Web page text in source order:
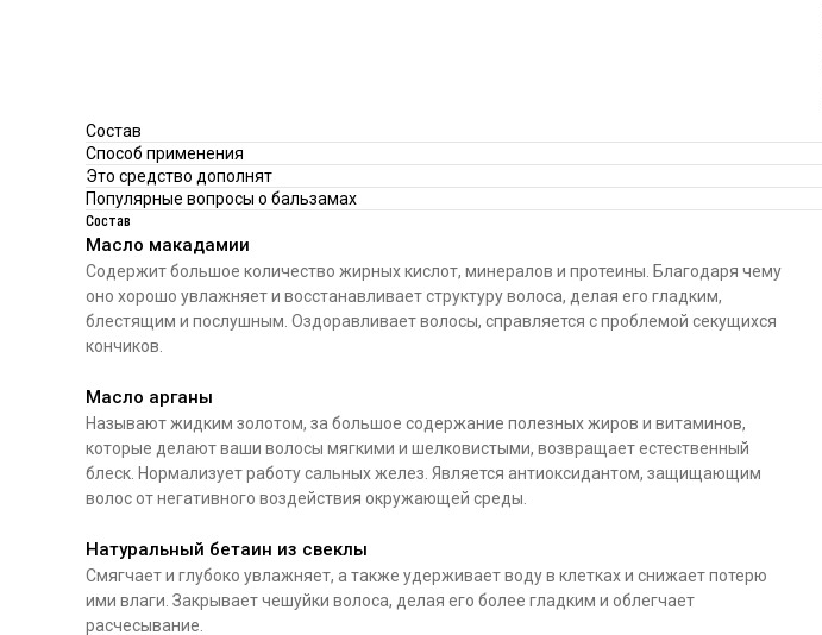
Состав
Способ применения
Это средство дополнят
Популярные вопросы о бальзамах
Состав
Масло макадамии
Содержит большое количество жирных кислот, минералов и протеины. Благодаря чему
оно хорошо увлажняет и восстанавливает структуру волоса, делая его гладким,
блестящим и послушным. Оздоравливает волосы, справляется с проблемой секущихся
кончиков.
Масло арганы
Называют жидким золотом, за большое содержание полезных жиров и витаминов,
которые делают ваши волосы мягкими и шелковистыми, возвращает естественный
блеск. Нормализует работу сальных желез. Является антиоксидантом, защищающим
волос от негативного воздействия окружающей среды.
Натуральный бетаин из свеклы
Смягчает и глубоко увлажняет, а также удерживает воду в клетках и снижает потерю
ими влаги. Закрывает чешуйки волоса, делая его более гладким и облегчает
расчесывание.